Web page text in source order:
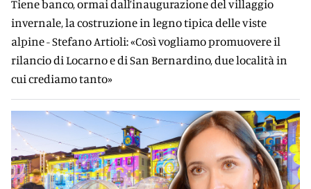
Tiene banco, ormai dall’inaugurazione del villaggio
invernale, la costruzione in legno tipica delle viste
alpine - Stefano Artioli: «Così vogliamo promuovere il
rilancio di Locarno e di San Bernardino, due località in
cui crediamo tanto»